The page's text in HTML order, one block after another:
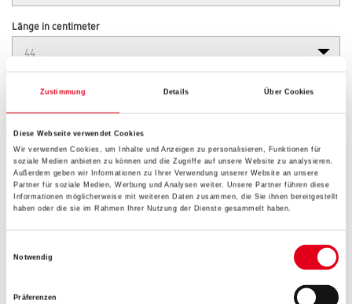
Zustimmung Details Über Cookies
Diese Webseite verwendet Cookies
Wir verwenden Cookies, um Inhalte und Anzeigen zu personalisieren, Funktionen für
soziale Medien anbieten zu können und die Zugriffe auf unsere Website zu analysieren.
Außerdem geben wir Informationen zu Ihrer Verwendung unserer Website an unsere
Partner für soziale Medien, Werbung und Analysen weiter. Unsere Partner führen diese
Informationen möglicherweise mit weiteren Daten zusammen, die Sie ihnen bereitgestellt
haben oder die sie im Rahmen Ihrer Nutzung der Dienste gesammelt haben.
Notwendig
Präferenzen
Länge in centimeter
Breite in centimeter
Höhe in centimeter
Gebinde